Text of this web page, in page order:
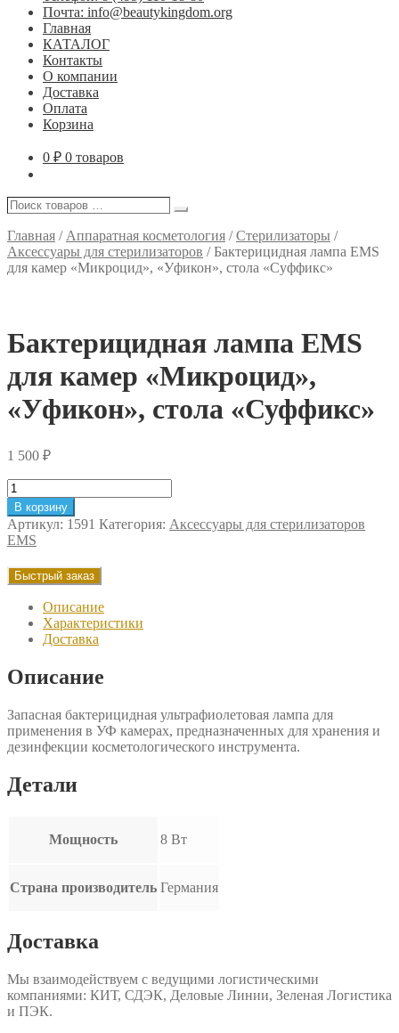
Почта: info@beautykingdom.org
Главная
КАТАЛОГ
Контакты
О компании
Доставка
Оплата
Корзина
0 ₽ 0 товаров
Поиск
…
Поиск
Главная / Аппаратная косметология /Стерилизаторы /
Аксессуары для стерилизаторов /Бактерицидная лампа EMS
для камер «Микроцид», «Уфикон», стола «Суффикс»
Бактерицидная лампа EMS
для камер «Микроцид»,
«Уфикон», стола «Суффикс»
1 500 ₽
Количество
товара
Бактерицидная
лампа
EMS
для
камер
«Уфикон»,
стола
«Суффикс»
В корзину
Артикул: 1591 Категория: Аксессуары для стерилизаторов
EMS
Быстрый заказ
Описание
Характеристики
Доставка
Описание
Запасная бактерицидная ультрафиолетовая лампа для
применения в УФ камерах, предназначенных для хранения и
дезинфекции косметологического инструмента.
Детали
Мощность 8 Вт
Страна производитель Германия
Доставка
Мы взаимодействуем с ведущими логистическими
компаниями: КИТ, СДЭК, Деловые Линии, Зеленая Логистика
и ПЭК.